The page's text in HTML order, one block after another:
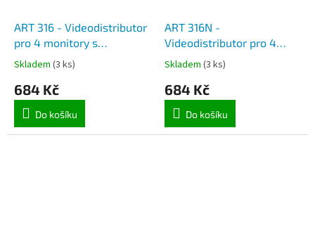
ART 316 - Videodistributor
pro 4 monitory s
vyváženým videosignálem
Skladem (3 ks)
684 Kč
Do košíku
ART 316N -
Videodistributor pro 4
monitory s vyváženým
videosignálem
Skladem (3 ks)
684 Kč
Do košíku